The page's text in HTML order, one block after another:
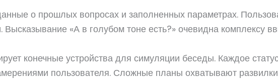
о прошлых вопросах и заполненных параметрах.
«А в голубом тоне есть?» очевидна комплексу
конечные устройства для симуляции беседы. Каждое
пользователя. Сложные планы охватывают